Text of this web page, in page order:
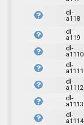
dl-
a118
dl-
a119
dl-
a1110
dl-
a1111
dl-
a1112
dl-
a1113
dl-
a1114